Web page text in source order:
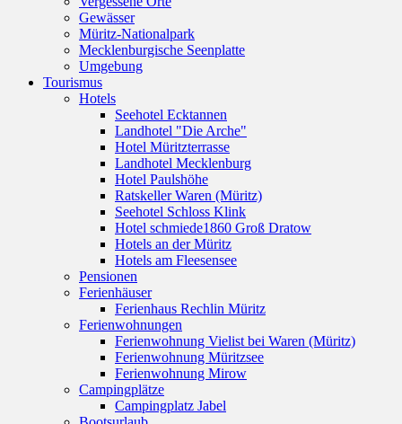
Gewässer
Müritz-Nationalpark
Mecklenburgische Seenplatte
Umgebung
Tourismus
Hotels
Seehotel Ecktannen
Landhotel "Die Arche"
Hotel Müritzterrasse
Landhotel Mecklenburg
Hotel Paulshöhe
Ratskeller Waren (Müritz)
Seehotel Schloss Klink
Hotel schmiede1860 Groß Dratow
Hotels an der Müritz
Hotels am Fleesensee
Pensionen
Ferienhäuser
Ferienhaus Rechlin Müritz
Ferienwohnungen
Ferienwohnung Vielist bei Waren (Müritz)
Ferienwohnung Müritzsee
Ferienwohnung Mirow
Campingplätze
Campingplatz Jabel